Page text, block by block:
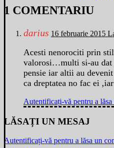
1 COMENTARIU
darius 16 februarie 2015
Acesti nenorociti prin
valorosi…multi si-au dat
pensie iar altii au
ca dreptatea no fac ei
Autentificați-vă pentru a lăsa
LĂSAȚI UN MESAJ
Autentificați-vă pentru a lăsa un